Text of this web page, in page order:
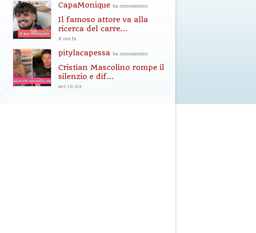
CapaMonique ha commentato
Il famoso attore va alla
ricerca del carre...
8 ore fa
pitylacapessa ha commentato
Cristian Mascolino rompe il
silenzio e dif...
ieri 15:53